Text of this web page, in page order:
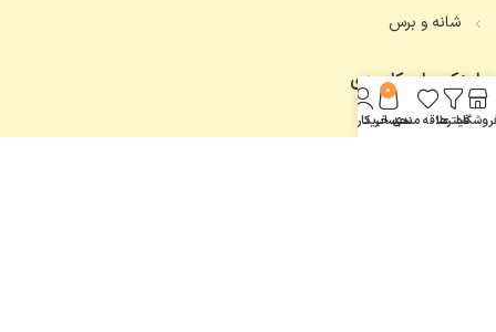
شانه و برس
لینک های کاربردی
تماس با ما
فیلترهاعلاقه مندی
0
سبد خرید
حساب کاربری من